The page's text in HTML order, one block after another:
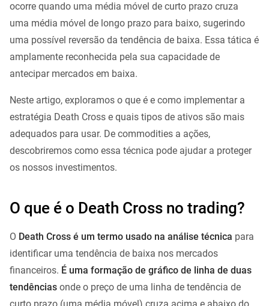
ocorre quando uma média móvel de curto prazo cruza
uma média móvel de longo prazo para baixo, sugerindo
uma possível reversão da tendência de baixa. Essa tática é
amplamente reconhecida pela sua capacidade de
antecipar mercados em baixa.
Neste artigo, exploramos o que é e como implementar a
estratégia Death Cross e quais tipos de ativos são mais
adequados para usar. De commodities a ações,
descobriremos como essa técnica pode ajudar a proteger
os nossos investimentos.
O que é o Death Cross no trading?
O Death Cross é um termo usado na análise técnica para
identificar uma tendência de baixa nos mercados
financeiros. É uma formação de gráfico de linha de duas
tendências onde o preço de uma linha de tendência de